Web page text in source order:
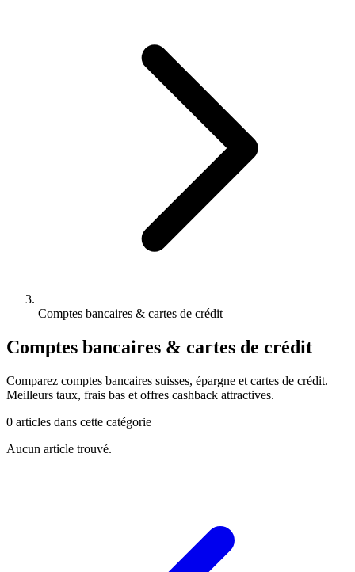
Comptes bancaires & cartes de crédit
Comptes bancaires & cartes de crédit
Comparez comptes bancaires suisses, épargne et cartes de crédit.
Meilleurs taux, frais bas et offres cashback attractives.
0 articles dans cette catégorie
Aucun article trouvé.